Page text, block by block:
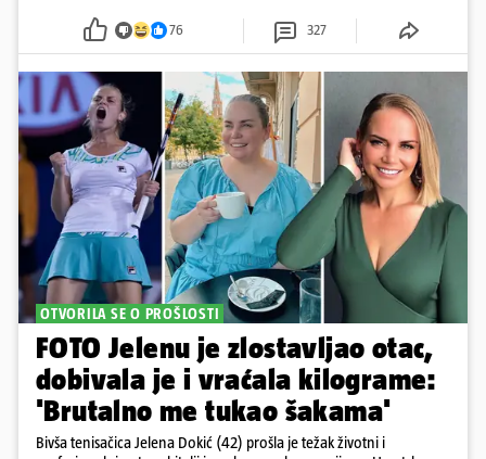
76 327
OTVORILA SE O PROŠLOSTI
FOTO Jelenu je zlostavljao otac,
dobivala je i vraćala kilograme:
'Brutalno me tukao šakama'
Bivša tenisačica Jelena Dokić (42) prošla je težak životni i